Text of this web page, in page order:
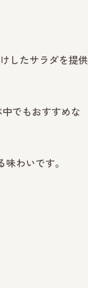
したサラダを提供
中でもおすすめな
わいです。